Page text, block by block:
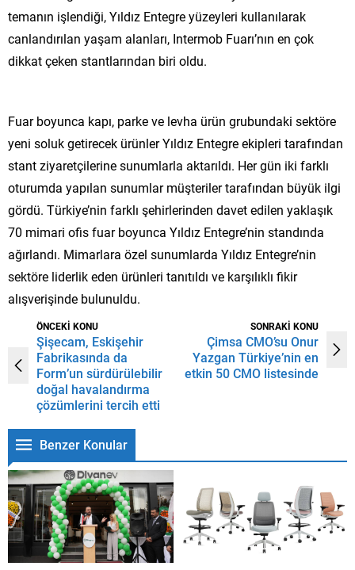
temanın işlendiği, Yıldız Entegre yüzeyleri kullanılarak
canlandırılan yaşam alanları, Intermob Fuarı’nın en çok
dikkat çeken stantlarından biri oldu.
Fuar boyunca kapı, parke ve levha ürün grubundaki sektöre
yeni soluk getirecek ürünler Yıldız Entegre ekipleri tarafından
stant ziyaretçilerine sunumlarla aktarıldı. Her gün iki farklı
oturumda yapılan sunumlar müşteriler tarafından büyük ilgi
gördü. Türkiye’nin farklı şehirlerinden davet edilen yaklaşık
70 mimari ofis fuar boyunca Yıldız Entegre’nin standında
ağırlandı. Mimarlara özel sunumlarda Yıldız Entegre’nin
sektöre liderlik eden ürünleri tanıtıldı ve karşılıklı fikir
alışverişinde bulunuldu.
ÖNCEKİ KONU
Şişecam, Eskişehir
Fabrikasında da
Form’un sürdürülebilir
doğal havalandırma
çözümlerini tercih etti
SONRAKİ KONU
Çimsa CMO’su Onur
Yazgan Türkiye’nin en
etkin 50 CMO listesinde
Benzer Konular